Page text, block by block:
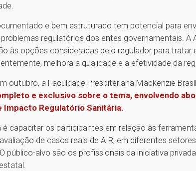
e bem estruturado tem potencial para
regulatórios dos entes governamentais. A
às opções consideradas pelo regulador para tratar
melhora a qualidade e a efetividade da
outubro, a Faculdade Presbiteriana Mackenzie
e exclusivo sobre o tema, envolvendo
Impacto Regulatório Sanitária.
é capacitar os participantes em relação às
de casos reais de AIR, em diferentes
público-alvo são os profissionais da iniciativa